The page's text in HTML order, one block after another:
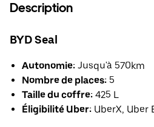
Description
BYD Seal
Autonomie: Jusqu'à 570km
Nombre de places: 5
Taille du coffre: 425 L
Éligibilité Uber: UberX, Uber